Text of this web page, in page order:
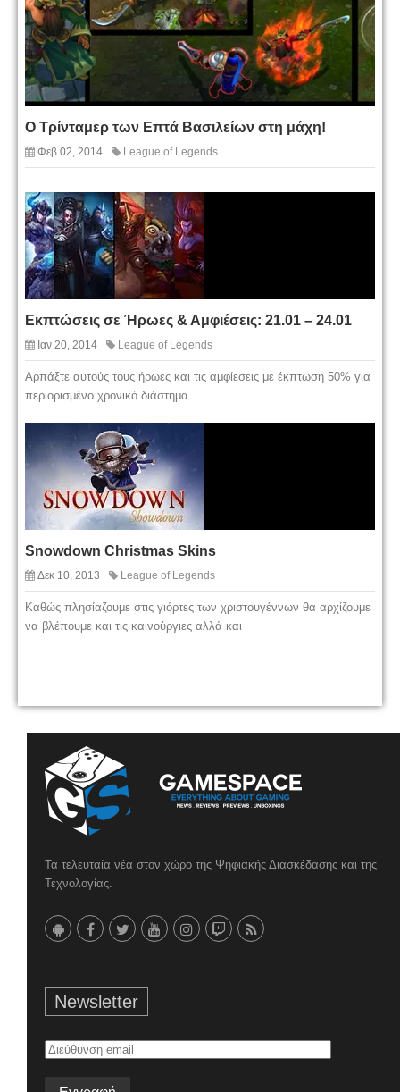
Ο Τρίνταμερ των Επτά Βασιλείων στη μάχη!
Φεβ 02, 2014 League of Legends
Εκπτώσεις σε Ήρωες & Αμφιέσεις: 21.01 – 24.01
Ιαν 20, 2014 League of Legends
Αρπάξτε αυτούς τους ήρωες και τις αμφίεσεις με έκπτωση 50% για
περιορισμένο χρονικό διάστημα.
Snowdown Christmas Skins
Δεκ 10, 2013 League of Legends
Καθώς πλησίαζουμε στις γιόρτες των χριστουγέννων θα αρχίζουμε
να βλέπουμε και τις καινούργιες αλλά και
Τα τελευταία νέα στον χώρο της Ψηφιακής Διασκέδασης και της
Τεχνολογίας.
Newsletter
Διεύθυνση